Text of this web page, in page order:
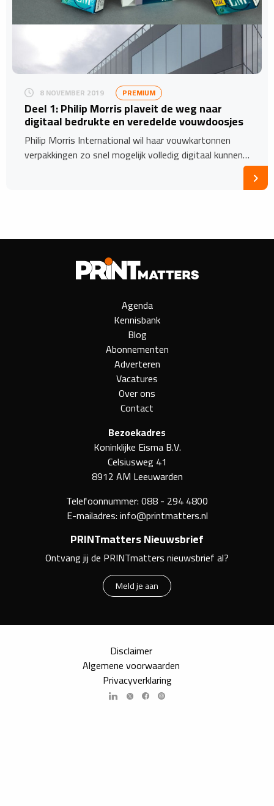
8 NOVEMBER 2019 PREMIUM
Deel 1: Philip Morris plaveit de weg naar
digitaal bedrukte en veredelde vouwdoosjes
Philip Morris International wil haar vouwkartonnen
verpakkingen zo snel mogelijk volledig digitaal kunnen…
Agenda
Kennisbank
Blog
Abonnementen
Adverteren
Vacatures
Over ons
Contact
Bezoekadres
Koninklijke Eisma B.V.
Celsiusweg 41
8912 AM Leeuwarden
Telefoonnummer:088 - 294 4800
E-mailadres:info@printmatters.nl
PRINTmatters Nieuwsbrief
Ontvang jij de PRINTmatters nieuwsbrief al?
Meld je aan
Disclaimer
Algemene voorwaarden
Privacyverklaring